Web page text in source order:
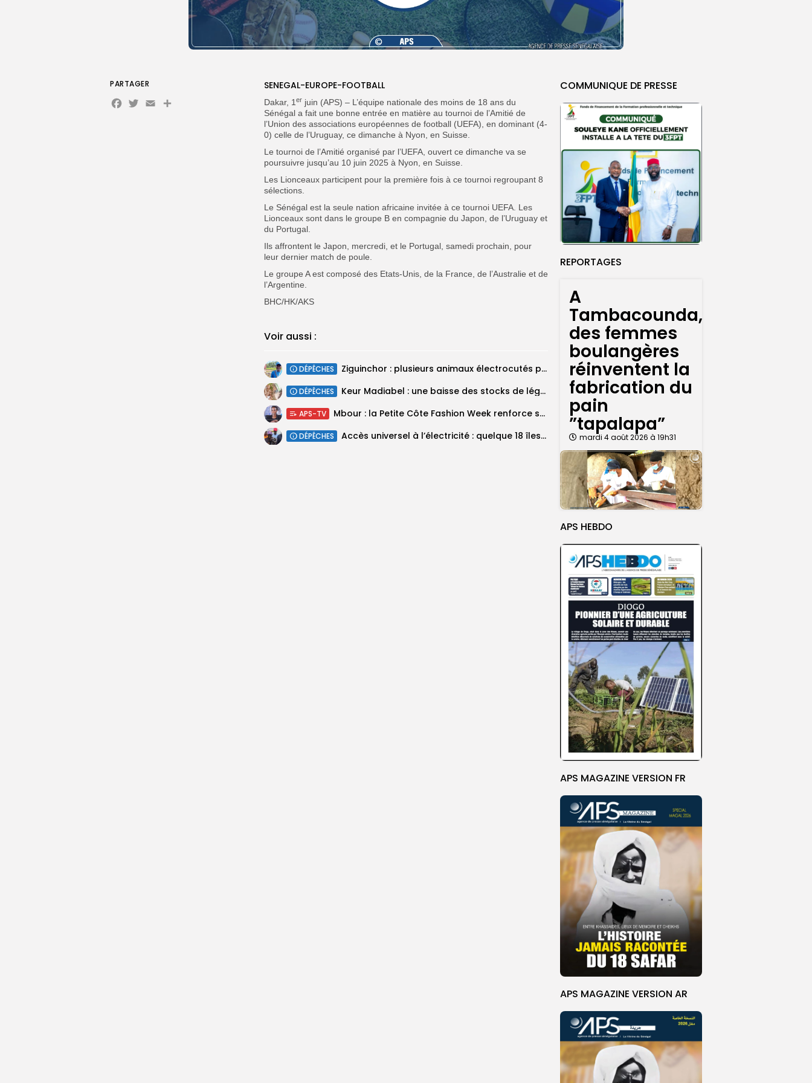
COMMUNIQUE DE PRESSE
REPORTAGES
A
Tambacounda,
des femmes
boulangères
réinventent la
fabrication du
pain
”tapalapa”
mardi 4 août 2026 à 19h31
APS HEBDO
APS MAGAZINE VERSION FR
APS MAGAZINE VERSION AR
SENEGAL-EUROPE-FOOTBALL
Dakar, 1 er juin (APS) – L’équipe nationale des moins de 18 ans du
Sénégal a fait une bonne entrée en matière au tournoi de l’Amitié de
l’Union des associations européennes de football (UEFA), en dominant (4-
0) celle de l’Uruguay, ce dimanche à Nyon, en Suisse.
Le tournoi de l’Amitié organisé par l’UEFA, ouvert ce dimanche va se
poursuivre jusqu’au 10 juin 2025 à Nyon, en Suisse.
Les Lionceaux participent pour la première fois à ce tournoi regroupant 8
sélections.
Le Sénégal est la seule nation africaine invitée à ce tournoi UEFA. Les
Lionceaux sont dans le groupe B en compagnie du Japon, de l’Uruguay et
du Portugal.
Ils affrontent le Japon, mercredi, et le Portugal, samedi prochain, pour
leur dernier match de poule.
Le groupe A est composé des Etats-Unis, de la France, de l’Australie et de
l’Argentine.
BHC/HK/AKS
Voir aussi :
DÉPÊCHES Ziguinchor : plusieurs animaux électrocutés près d’un poste à haute tension
DÉPÊCHES Keur Madiabel : une baisse des stocks de légumes et une flambée...
APS-TV Mbour : la Petite Côte Fashion Week renforce son engagement social et...
DÉPÊCHES Accès universel à l’électricité : quelque 18 îles du Sénégal vont bientôt...
PARTAGER
Facebook
Twitter
EmailPartager